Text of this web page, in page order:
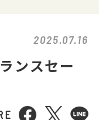
2025.07.16
ンスセー